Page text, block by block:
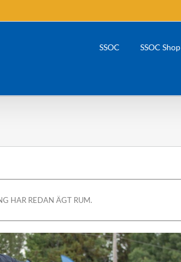
SSOC SSOC Shop
HAR REDAN ÄGT RUM.